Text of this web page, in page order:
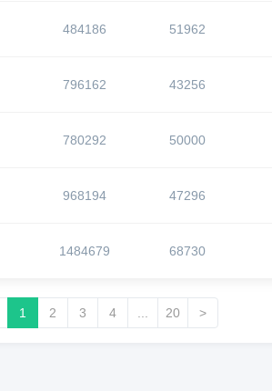
484186 51962
796162 43256
780292 50000
968194 47296
1484679 68730
1 2 3 4 20 >